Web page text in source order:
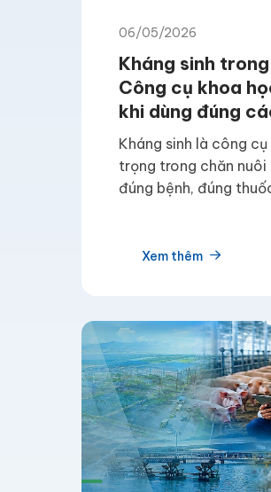
06/05/2026
Kháng sinh
Công cụ khoa
khi dùng đúng
Kháng sinh là công
trọng trong chăn nuôi
đúng bệnh, đúng
Xem thêm